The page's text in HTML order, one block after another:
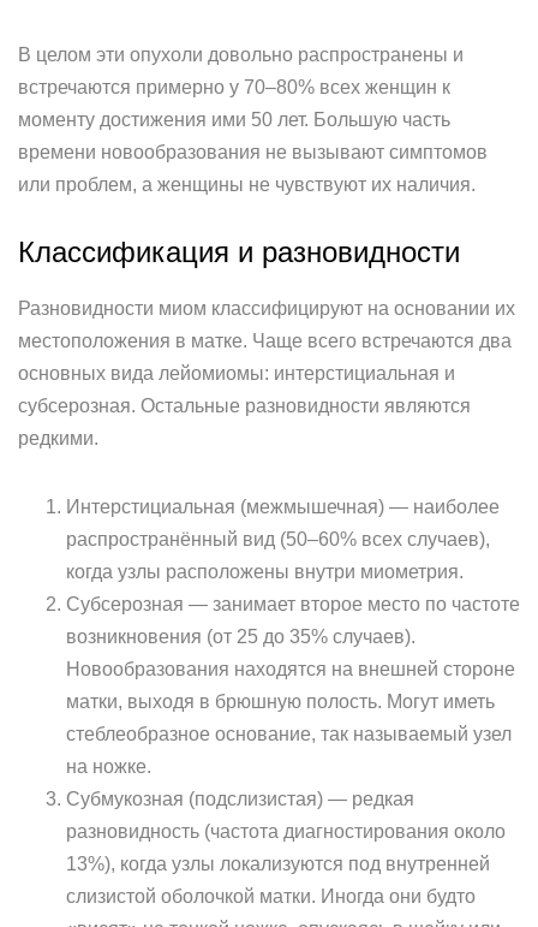
В целом эти опухоли довольно распространены и
встречаются примерно у 70–80% всех женщин к
моменту достижения ими 50 лет. Большую часть
времени новообразования не вызывают симптомов
или проблем, а женщины не чувствуют их наличия.
Классификация и разновидности
Разновидности миом классифицируют на основании их
местоположения в матке. Чаще всего встречаются два
основных вида лейомиомы: интерстициальная и
субсерозная. Остальные разновидности являются
редкими.
Интерстициальная (межмышечная) — наиболее
распространённый вид (50–60% всех случаев),
когда узлы расположены внутри миометрия.
Субсерозная — занимает второе место по частоте
возникновения (от 25 до 35% случаев).
Новообразования находятся на внешней стороне
матки, выходя в брюшную полость. Могут иметь
стеблеобразное основание, так называемый узел
на ножке.
Субмукозная (подслизистая) — редкая
разновидность (частота диагностирования около
13%), когда узлы локализуются под внутренней
слизистой оболочкой матки. Иногда они будто